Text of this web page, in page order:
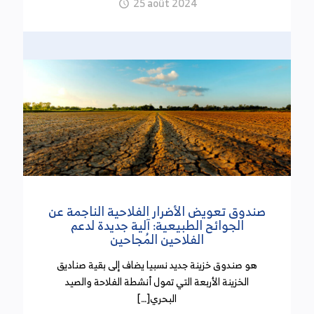
الأخير الذي انعقد بتاريخ 18 سبتمبر 2024 وخصص
للنظر في تقرير تنفيذ ميزانية الدولة إلى موفى السداسي
الأول من سنة 2024 أن الضغط الجبائي أدى إلى الإضرار
بالمؤسسات. وتطرق عدد من النواب خلال الجلسة إلى
مسألة الفائض الذي تم تحقيقه في الموارد الجبائية
وبينوا أنه ناتج أساسا عن العفو الجبائي.
أمر يتعلّق بطرح خطايا التأخير المستوجبة بعنوان
اشتراكات أنظمة الضمان الاجتماعي ونظام التعويض عن
الأضرار الحاصلة بسبب حوادث الشغل والأمراض المهنية.
صندوق تعويض الأضرار الفلاحية الناجمة عن
الجوائح الطبيعية: آلية جديدة لدعم
الفلاحين المُجاحين
هو صندوق خزينة جديد نسبيا يضاف إلى بقية صناديق
الخزينة الأربعة التي تمول أنشطة الفلاحة والصيد
البحري[…]